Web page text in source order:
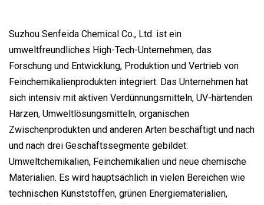
Suzhou Senfeida Chemical Co., Ltd. ist ein
umweltfreundliches High-Tech-Unternehmen, das
Forschung und Entwicklung, Produktion und Vertrieb von
Feinchemikalienprodukten integriert. Das Unternehmen hat
sich intensiv mit aktiven Verdünnungsmitteln, UV-härtenden
Harzen, Umweltlösungsmitteln, organischen
Zwischenprodukten und anderen Arten beschäftigt und nach
und nach drei Geschäftssegmente gebildet:
Umweltchemikalien, Feinchemikalien und neue chemische
Materialien. Es wird hauptsächlich in vielen Bereichen wie
technischen Kunststoffen, grünen Energiematerialien,